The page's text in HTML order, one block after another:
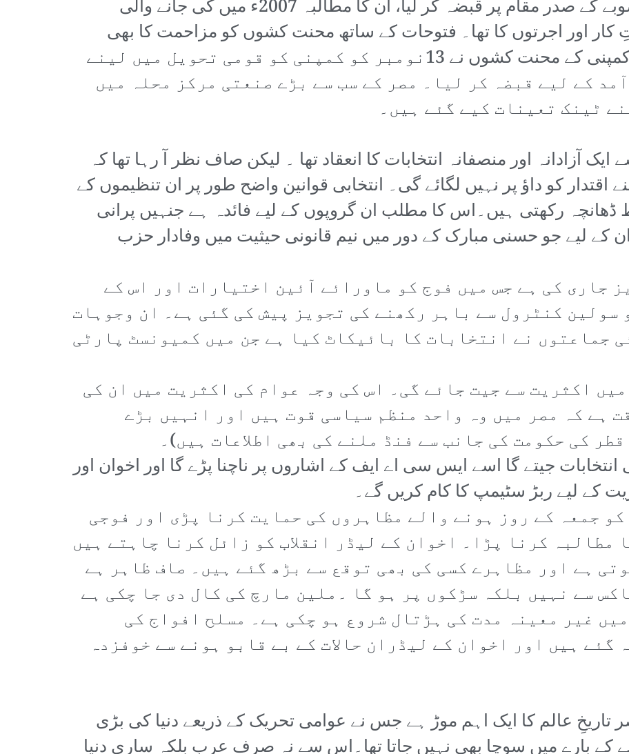
کشوں نے ہڑتال کی اور منافیہ صوبے کے صدر مقام پر قبضہ کر لیا، ان کا مطالبہ 2007ء میں کی جانے والی
کار اور اجرتوں کا تھا۔ فتوحات کے ساتھ محنت کشوں کو مزاحمت کا بھی
سامنا ہے مثلاً طنطا سن اور تیل کمپنی کے محنت کشوں نے 13نومبر کو کمپنی کو قومی تحویل میں لینے
کے لیے قبضہ کر لیا۔ مصر کے سب سے بڑے صنعتی مرکز محلہ میں
ٹینک تعینات کیے گئے ہیں۔
آزادانہ اور منصفانہ انتخابات کا انعقاد تھا ۔ لیکن صاف نظر آ رہا تھا کہ
کو داؤ پر نہیں لگائے گی۔ انتخابی قوانین واضح طور پر ان تنظیموں کے
رکھتی ہیں۔اس کا مطلب ان گروپوں کے لیے فائدہ ہے جنہیں پرانی
کے لیے جو حسنی مبارک کے دور میں نیم قانونی حیثیت میں وفادار حزب
جاری کی ہے جس میں فوج کو ماورائے آئین اختیارات اور اس کے
سولین کنٹرول سے باہر رکھنے کی تجویز پیش کی گئی ہے۔ ان وجوہات
جماعتوں نے انتخابات کا بائیکاٹ کیا ہے جن میں کمیونسٹ پارٹی
اکثریت سے جیت جائے گی۔ اس کی وجہ عوام کی اکثریت میں ان کی
ہے کہ مصر میں وہ واحد منظم سیاسی قوت ہیں اور انہیں بڑے
کی حکومت کی جانب سے فنڈ ملنے کی بھی اطلاعات ہیں)۔
جیتے گا اسے ایس سی اے ایف کے اشاروں پر ناچنا پڑے گا اور اخوان اور
کے لیے ربڑ سٹیمپ کا کام کریں گے۔
جمعہ کے روز ہونے والے مظاہروں کی حمایت کرنا پڑی اور فوجی
مطالبہ کرنا پڑا۔ اخوان کے لیڈر انقلاب کو زائل کرنا چاہتے ہیں
ہے اور مظاہرے کسی کی بھی توقع سے بڑھ گئے ہیں۔ صاف ظاہر ہے
سے نہیں بلکہ سڑکوں پر ہو گا ۔ملین مارچ کی کال دی جا چکی ہے
غیر معینہ مدت کی ہڑتال شروع ہو چکی ہے۔ مسلح افواج کی
ہیں اور اخوان کے لیڈران حالات کے بے قابو ہونے سے خوفزدہ
تاریخِ عالم کا ایک اہم موڑ ہے جس نے عوامی تحریک کے ذریعے دنیا کی بڑی
کے بارے میں سوچا بھی نہیں جاتا تھا۔اس سے نہ صرف عرب بلکہ ساری دنیا